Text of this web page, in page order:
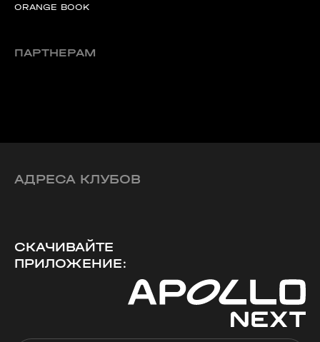
ORANGE BOOK
ПАРТНЕРАМ
АДРЕСА КЛУБОВ
СКАЧИВАЙТЕ
ПРИЛОЖЕНИЕ: